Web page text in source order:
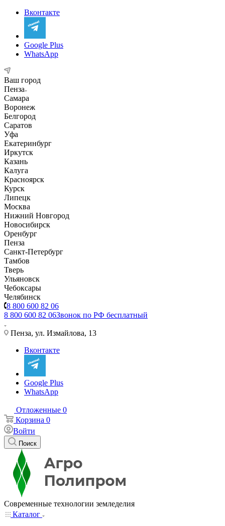
Вконтакте
Google Plus
WhatsApp
Ваш город
Пенза
Самара
Воронеж
Белгород
Саратов
Уфа
Екатеринбург
Иркутск
Казань
Калуга
Красноярск
Курск
Липецк
Москва
Нижний Новгород
Новосибирск
Оренбург
Пенза
Санкт-Петербург
Тамбов
Тверь
Ульяновск
Чебоксары
Челябинск
8 800 600 82 06
8 800 600 82 06Звонок по РФ бесплатный
Пенза, ул. Измайлова, 13
Вконтакте
Google Plus
WhatsApp
Отложенные 0
Корзина 0
Войти
Поиск
Современные технологии земледелия
Каталог